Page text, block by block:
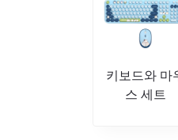
키보드와 마
스 세트